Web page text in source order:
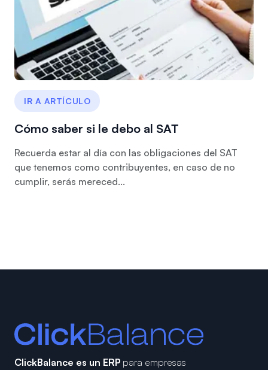
IR A ARTÍCULO
Cómo saber si le debo al SAT
Recuerda estar al día con las obligaciones del SAT
que tenemos como contribuyentes, en caso de no
cumplir, serás mereced...
ClickBalance es un ERP para empresas